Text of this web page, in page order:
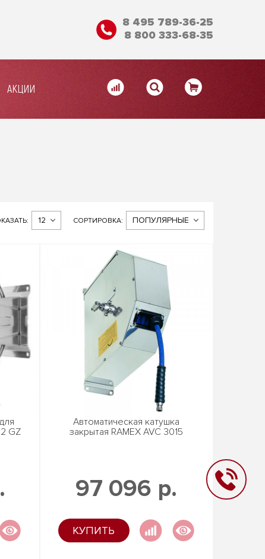
8 495 789-36-25
8 800 333-68-35
АКЦИИ
СОРТИРОВКА: ПОПУЛЯРНЫЕ
12
GZ
Автоматическая катушка
закрытая RAMEX AVC 3015
97 096 р.
КУПИТЬ